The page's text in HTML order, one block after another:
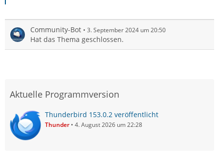
Community-Bot 3. September 2024 um 20:50
Hat das Thema geschlossen.
Aktuelle Programmversion
Thunderbird 153.0.2 veröffentlicht
Thunder 4. August 2026 um 22:28